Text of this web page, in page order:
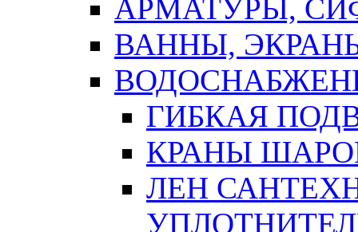
АРМАТУРЫ,
ВАННЫ,
ГИБКАЯ
КРАНЫ
ЛЕН